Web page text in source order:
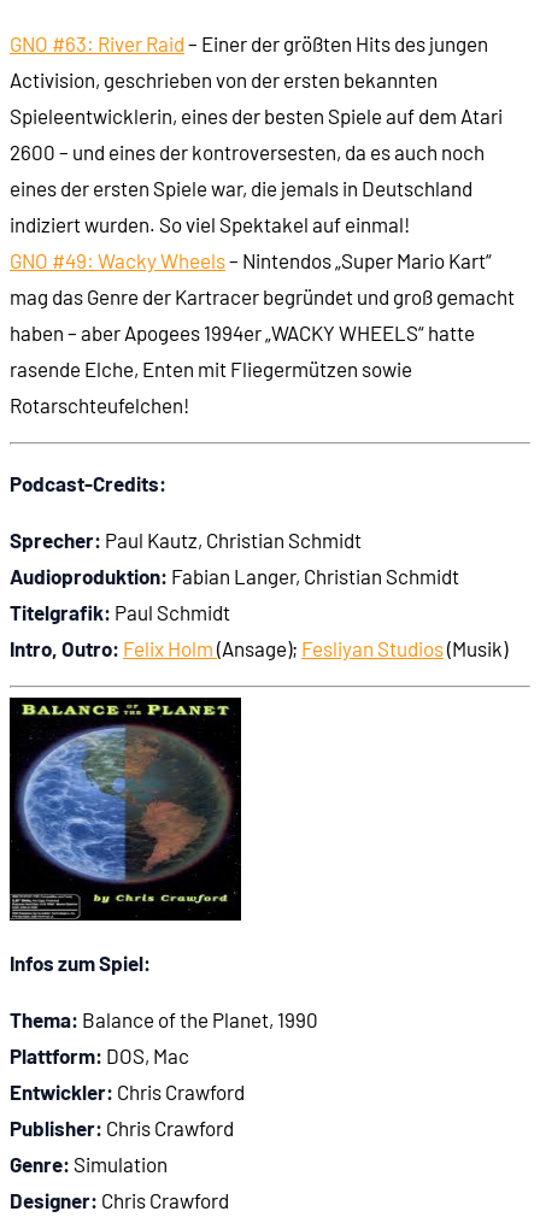
GNO #63: River Raid – Einer der größten Hits des jungen
Activision, geschrieben von der ersten bekannten
Spieleentwicklerin, eines der besten Spiele auf dem Atari
2600 – und eines der kontroversesten, da es auch noch
eines der ersten Spiele war, die jemals in Deutschland
indiziert wurden. So viel Spektakel auf einmal!
GNO #49: Wacky Wheels– Nintendos „Super Mario Kart“
mag das Genre der Kartracer begründet und groß gemacht
haben – aber Apogees 1994er „WACKY WHEELS“ hatte
rasende Elche, Enten mit Fliegermützen sowie
Rotarschteufelchen!
Podcast-Credits:
Sprecher: Paul Kautz, Christian Schmidt
Audioproduktion: Fabian Langer, Christian Schmidt
Titelgrafik: Paul Schmidt
Intro, Outro: Felix Holm (Ansage); Fesliyan Studios(Musik)
Infos zum Spiel:
Thema: Balance of the Planet, 1990
Plattform: DOS, Mac
Entwickler: Chris Crawford
Publisher: Chris Crawford
Genre: Simulation
Designer: Chris Crawford